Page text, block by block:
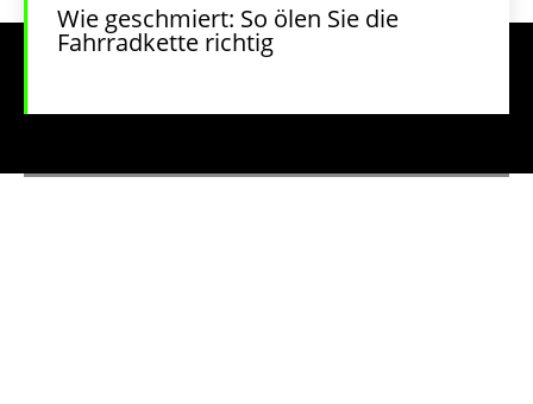
Wie geschmiert: So ölen Sie die
Fahrradkette richtig